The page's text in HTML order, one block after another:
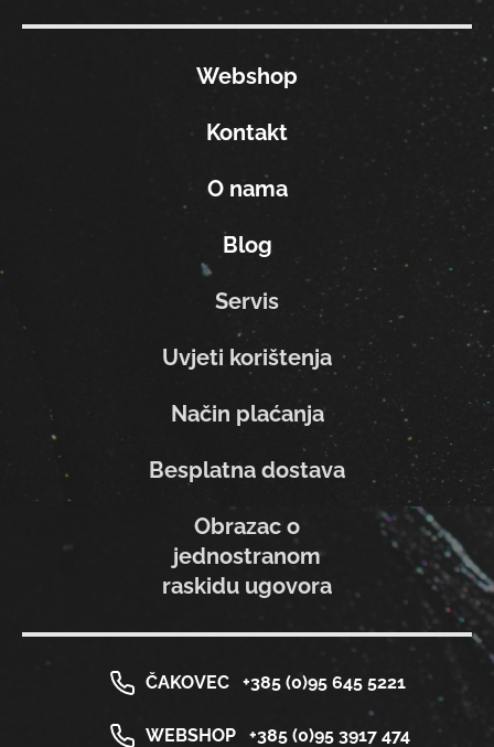
Webshop
Kontakt
O nama
Blog
Servis
Uvjeti korištenja
Način plaćanja
Besplatna dostava
Obrazac o
jednostranom
raskidu ugovora
ČAKOVEC +385 (0)95 645 5221
WEBSHOP +385 (0)95 3917 474